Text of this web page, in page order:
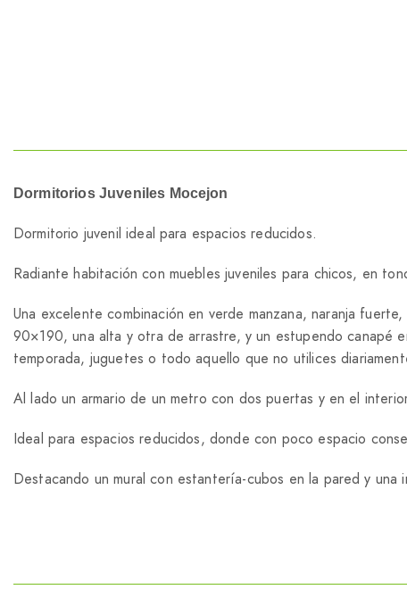
Dormitorios Juveniles Mocejon
Dormitorio juvenil ideal para espacios reducidos.
Radiante habitación con muebles juveniles para chicos, en
Una excelente combinación en verde manzana, naranja
90×190, una alta y otra de arrastre, y un estupendo canapé
temporada, juguetes o todo aquello que no utilices
Al lado un armario de un metro con dos puertas y en el
Ideal para espacios reducidos, donde con poco espacio
Destacando un mural con estantería-cubos en la pared y una